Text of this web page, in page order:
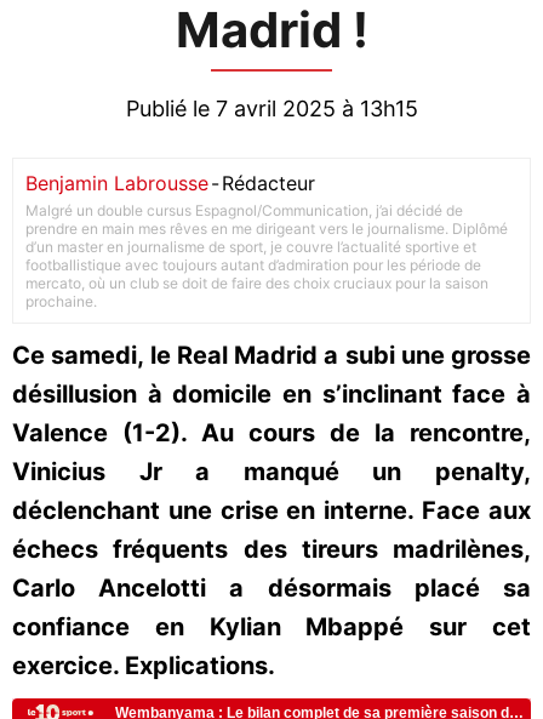
Madrid !
Publié le 7 avril 2025 à 13h15
Benjamin Labrousse-Rédacteur
Malgré un double cursus Espagnol/Communication, j’ai décidé de
prendre en main mes rêves en me dirigeant vers le journalisme. Diplômé
d’un master en journalisme de sport, je couvre l’actualité sportive et
footballistique avec toujours autant d’admiration pour les période de
mercato, où un club se doit de faire des choix cruciaux pour la saison
prochaine.
Ce samedi, le Real Madrid a subi une grosse
désillusion à domicile en s’inclinant face à
Valence (1-2). Au cours de la rencontre,
Vinicius Jr a manqué un penalty,
déclenchant une crise en interne. Face aux
échecs fréquents des tireurs madrilènes,
Carlo Ancelotti a désormais placé sa
confiance en Kylian Mbappé sur cet
exercice. Explications.